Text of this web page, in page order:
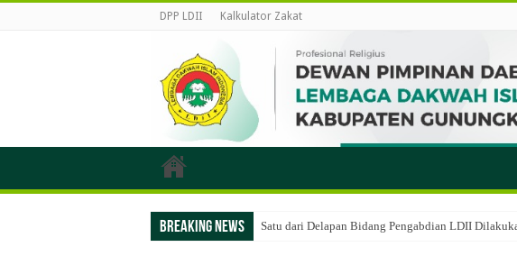
DPP LDII Kalkulator Zakat
Breaking News Satu dari Delapan Bidang Pengabdian LDII